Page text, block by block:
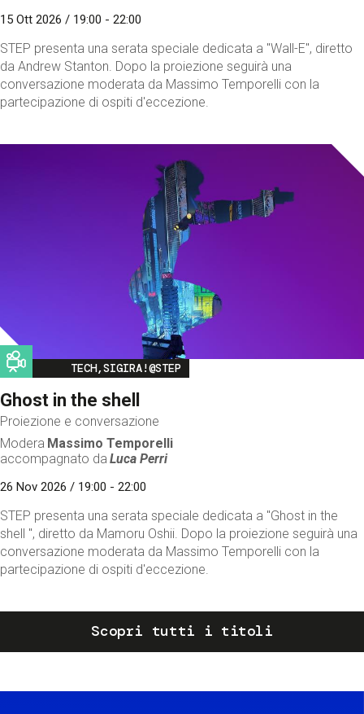
15 Ott 2026 / 19:00 - 22:00
STEP presenta una serata speciale dedicata a "Wall-E", diretto
da Andrew Stanton. Dopo la proiezione seguirà una
conversazione moderata da Massimo Temporelli con la
partecipazione di ospiti d'eccezione.
Image
TECH,SIGIRA!@STEP
Ghost in the shell
Proiezione e conversazione
Modera Massimo Temporelli
accompagnato da Luca Perri
26 Nov 2026 / 19:00 - 22:00
STEP presenta una serata speciale dedicata a "Ghost in the
shell ", diretto da Mamoru Oshii. Dopo la proiezione seguirà una
conversazione moderata da Massimo Temporelli con la
partecipazione di ospiti d'eccezione.
Scopri tutti i titoli